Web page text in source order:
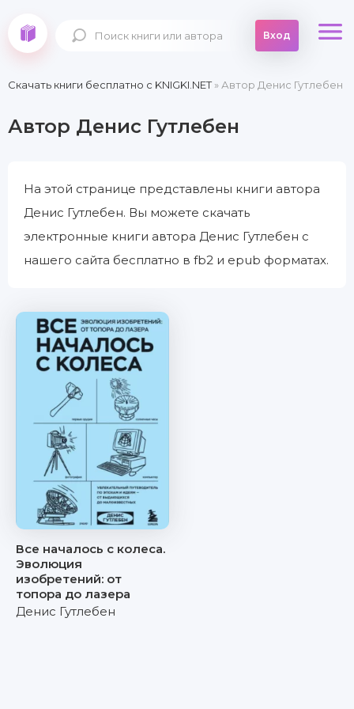
Вход
Скачать книги бесплатно c KNIGKI.NET» Автор Денис Гутлебен
Автор Денис Гутлебен
На этой странице представлены книги автора
Денис Гутлебен. Вы можете скачать
электронные книги автора Денис Гутлебен с
нашего сайта бесплатно в fb2 и epub форматах.
Все началось с колеса.
Эволюция
изобретений: от
топора до лазера
Денис Гутлебен